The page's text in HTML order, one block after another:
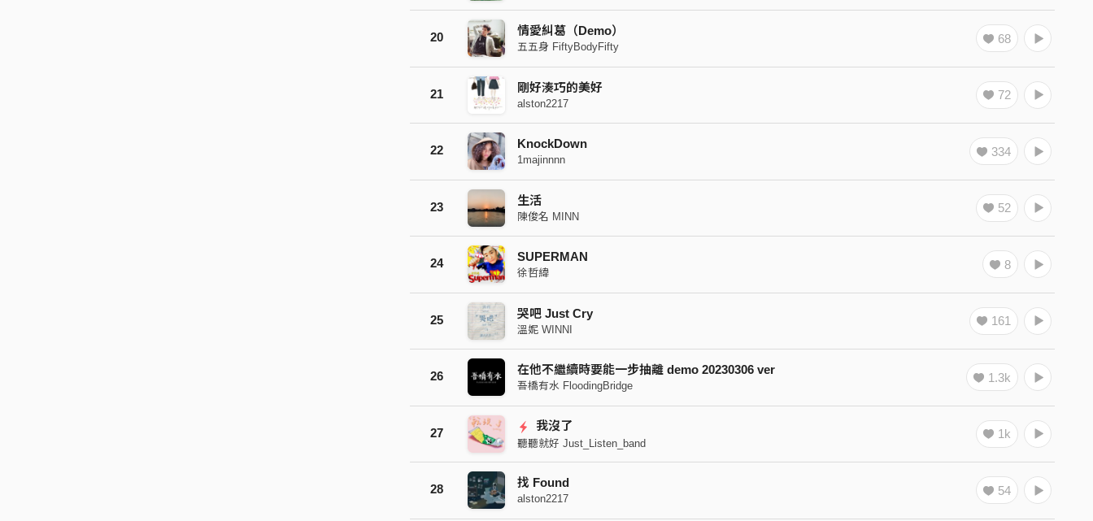
20 情愛糾葛（Demo）
五五身 FiftyBodyFifty
68
21 剛好湊巧的美好
alston2217
72
22 KnockDown
1majinnnn
334
23 生活
陳俊名 MINN
52
24 SUPERMAN
徐哲緯
8
25 哭吧 Just Cry
溫妮 WINNI
161
26 在他不繼續時要能一步抽離 demo 20230306 ver
吾橋有水 FloodingBridge
1.3k
27
我沒了
聽聽就好 Just_Listen_band
1k
28 找 Found
alston2217
54